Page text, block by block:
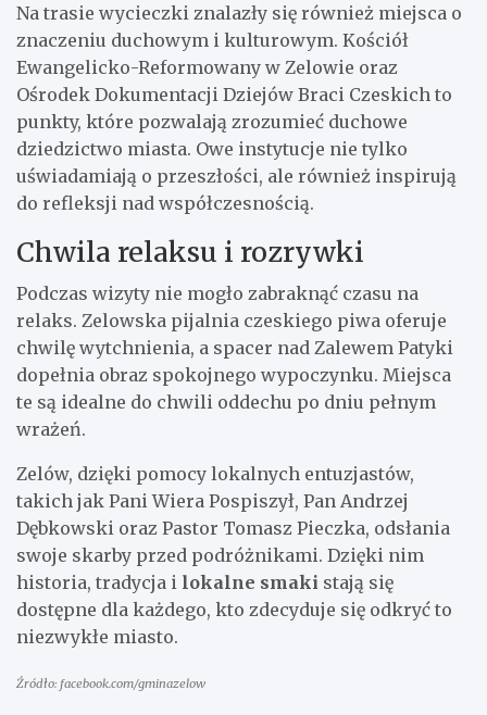
Na trasie wycieczki znalazły się również miejsca o
znaczeniu duchowym i kulturowym. Kościół
Ewangelicko-Reformowany w Zelowie oraz
Ośrodek Dokumentacji Dziejów Braci Czeskich to
punkty, które pozwalają zrozumieć duchowe
dziedzictwo miasta. Owe instytucje nie tylko
uświadamiają o przeszłości, ale również inspirują
do refleksji nad współczesnością.
Chwila relaksu i rozrywki
Podczas wizyty nie mogło zabraknąć czasu na
relaks. Zelowska pijalnia czeskiego piwa oferuje
chwilę wytchnienia, a spacer nad Zalewem Patyki
dopełnia obraz spokojnego wypoczynku. Miejsca
te są idealne do chwili oddechu po dniu pełnym
wrażeń.
Zelów, dzięki pomocy lokalnych entuzjastów,
takich jak Pani Wiera Pospiszył, Pan Andrzej
Dębkowski oraz Pastor Tomasz Pieczka, odsłania
swoje skarby przed podróżnikami. Dzięki nim
historia, tradycja i lokalne smaki stają się
dostępne dla każdego, kto zdecyduje się odkryć to
niezwykłe miasto.
Źródło: facebook.com/gminazelow